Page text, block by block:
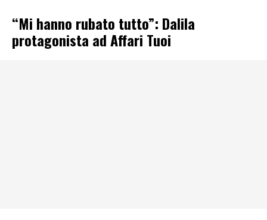
“Mi hanno rubato tutto”: Dalila
protagonista ad Affari Tuoi